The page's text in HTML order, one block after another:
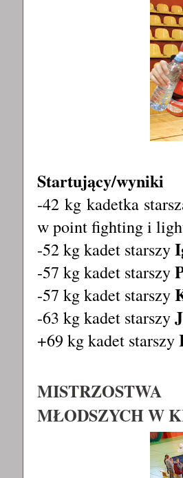
Startujący/wyniki
-42 kg kadetka
w point fighting i
-52 kg kadet starszy
-57 kg kadet starszy
-57 kg kadet starszy
-63 kg kadet starszy
+69 kg kadet starszy
MŁODSZYCH W